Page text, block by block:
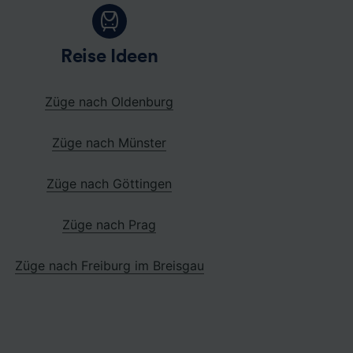
Reise Ideen
Züge nach Oldenburg
Züge nach Münster
Züge nach Göttingen
Züge nach Prag
Züge nach Freiburg im Breisgau